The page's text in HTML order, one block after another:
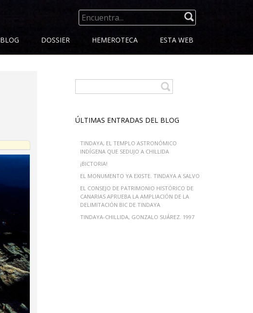
SEARCH
BLOG DOSSIER HEMEROTECA ESTA WEB
ÚLTIMAS ENTRADAS DEL BLOG
TINDAYA, EL TEMPLO ASTRONÓMICO
INDÍGENA QUE SEDUJO A CHILLIDA
¡BICTORIA!
EL MONUMENTO YA EXISTE. TINDAYA A SALVO
EL CONSEJO DE PATRIMONIO HISTÓRICO DE
CANARIAS APRUEBA LA AMPLIACIÓN DE LA
DELIMITACIÓN BIC DE TINDAYA
TINDAYA-CHILLIDA, GONZALO SUÁREZ. 1997